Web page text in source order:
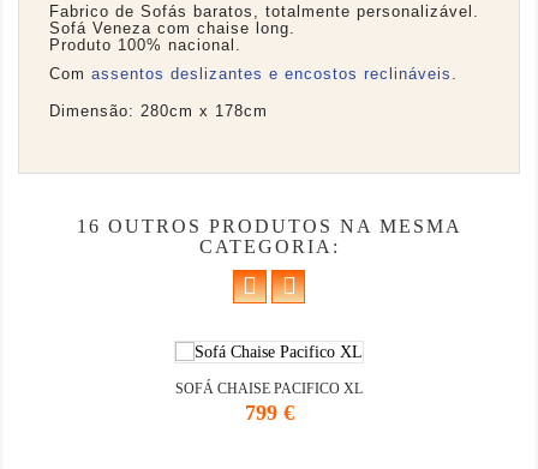
Fabrico de Sofás baratos, totalmente personalizável.
Sofá Veneza com chaise long.
Produto 100% nacional.
Com assentos deslizantes e encostos reclináveis
Dimensão: 280cm x 178cm
16 OUTROS PRODUTOS NA MESMA
CATEGORIA:
SOFÁ CHAISE PACIFICO XL
Preço
799 €